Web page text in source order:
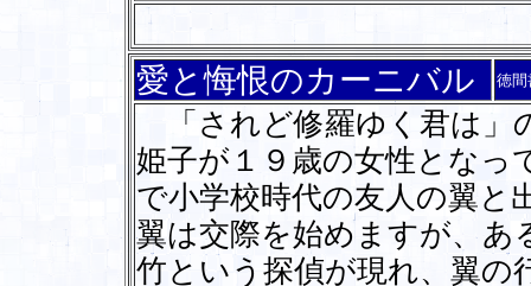
愛と悔恨のカーニバル 徳間
「されど修羅ゆく君は」
姫子が１９歳の女性となっ
で小学校時代の友人の翼と
翼は交際を始めますが、あ
竹という探偵が現れ、翼の